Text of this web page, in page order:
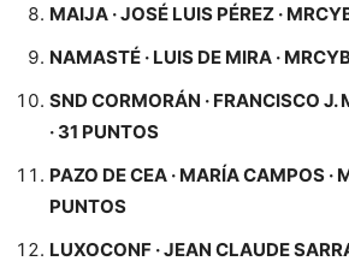
MAIJA · JOSÉ LUIS PÉREZ ·
NAMASTÉ · LUIS DE MIRA ·
SND CORMORÁN · FRANCISCO J.
· 31 PUNTOS
PAZO DE CEA · MARÍA CAMPOS ·
PUNTOS
LUXOCONF · JEAN CLAUDE